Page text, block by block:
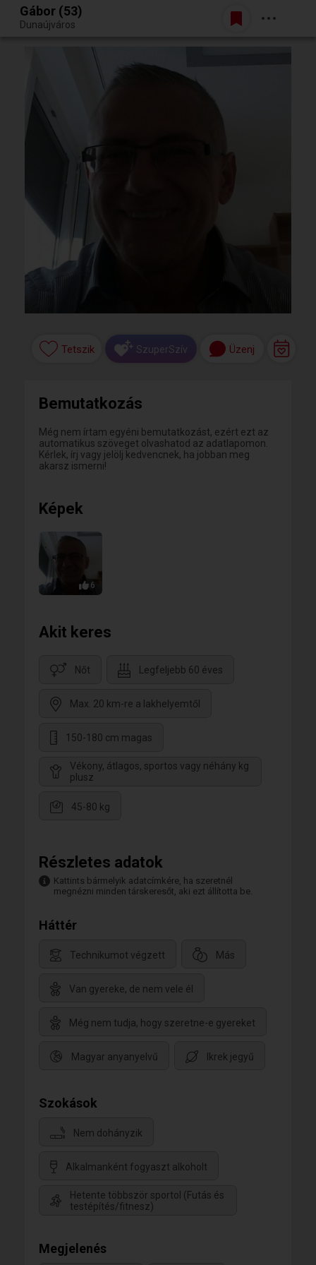
Egy jó randiból bármi lehet.
Belépés
Gábor (53)
Dunaújváros
Tetszik SzuperSzív Üzenj
Bemutatkozás
Még nem írtam egyéni bemutatkozást, ezért ezt az
automatikus szöveget olvashatod az adatlapomon.
Kérlek, írj vagy jelölj kedvencnek, ha jobban meg
akarsz ismerni!
Képek
6
Akit keres
Nőt Legfeljebb 60 éves
Max. 20 km-re a lakhelyemtől
150-180 cm magas
Vékony, átlagos, sportos vagy néhány kg
plusz
45-80 kg
Részletes adatok
Kattints bármelyik adatcímkére, ha szeretnél
megnézni minden társkeresőt, aki ezt állította be.
Háttér
Technikumot végzett Más
Van gyereke, de nem vele él
Még nem tudja, hogy szeretne-e gyereket
Magyar anyanyelvű Ikrek jegyű
Szokások
Nem dohányzik
Alkalmanként fogyaszt alkoholt
Hetente többször sportol (Futás és
testépítés/fitnesz)
Megjelenés